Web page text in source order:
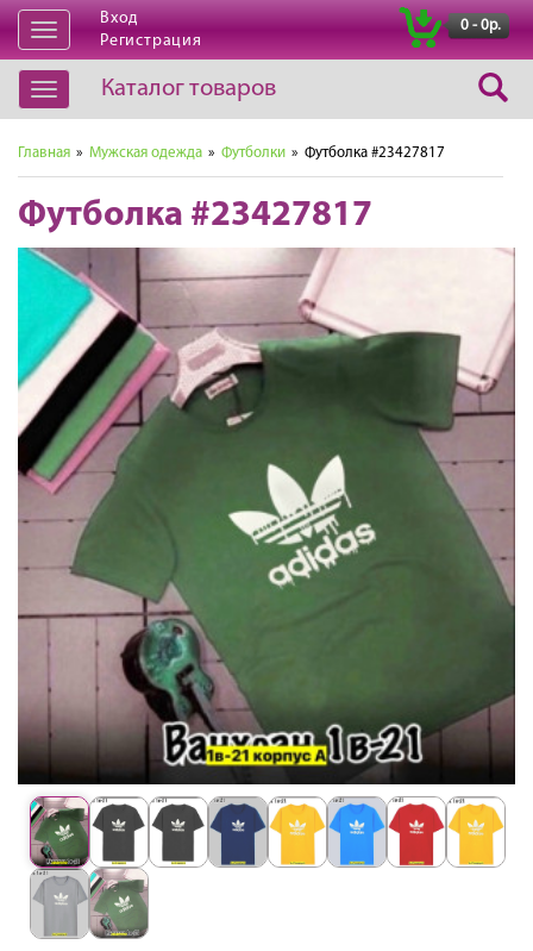
Открыть
навигацию
Вход
Регистрация
0 - 0р.
Открыть
навигацию
Каталог товаров
Главная » Мужская одежда » Футболки » Футболка #23427817
Футболка #23427817